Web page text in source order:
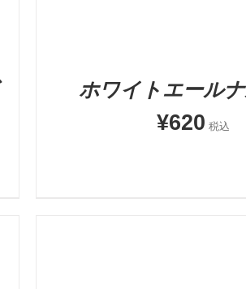
ホワイトエール
¥620 税込